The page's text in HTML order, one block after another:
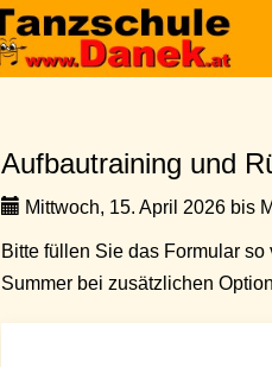
Aufbautraining und
Mittwoch, 15. April 2026 bis
Bitte füllen Sie das Formular
Summer bei zusätzlichen